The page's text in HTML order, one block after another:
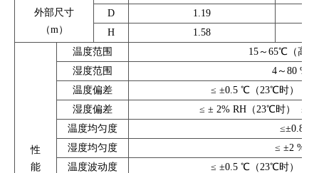
外部尺寸
（m）
D
1.19
H
1.58
性
能
温度范围
15～65℃（高
湿度范围
4～80 %
温度偏差
≤ ±0.5 ℃（23℃时）
湿度偏差
≤ ± 2% RH（23℃时）
≤ ±
温度均匀度
≤±0.8 ℃
湿度均匀度
≤ ±2 %
温度波动度
≤ ±0.5 ℃（23℃时）